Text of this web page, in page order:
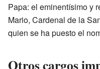
Papa: el eminentísimo y
Mario, Cardenal de la
quien se ha puesto el
Otros cargos